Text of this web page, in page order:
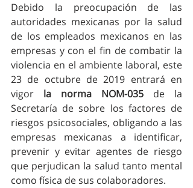
Debido la preocupación de las
autoridades mexicanas por la salud
de los empleados mexicanos en las
empresas y con el fin de combatir la
violencia en el ambiente laboral, este
23 de octubre de 2019 entrará en
vigor la norma NOM-035 de la
Secretaría de sobre los factores de
riesgos psicosociales, obligando a las
empresas mexicanas a identificar,
prevenir y evitar agentes de riesgo
que perjudican la salud tanto mental
como física de sus colaboradores.